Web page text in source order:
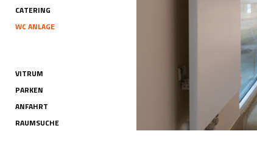
CATERING
WC ANLAGE
VITRUM
PARKEN
ANFAHRT
RAUMSUCHE